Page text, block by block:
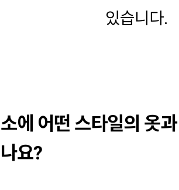
있습니다.
에 어떤 스타일의 옷
요?